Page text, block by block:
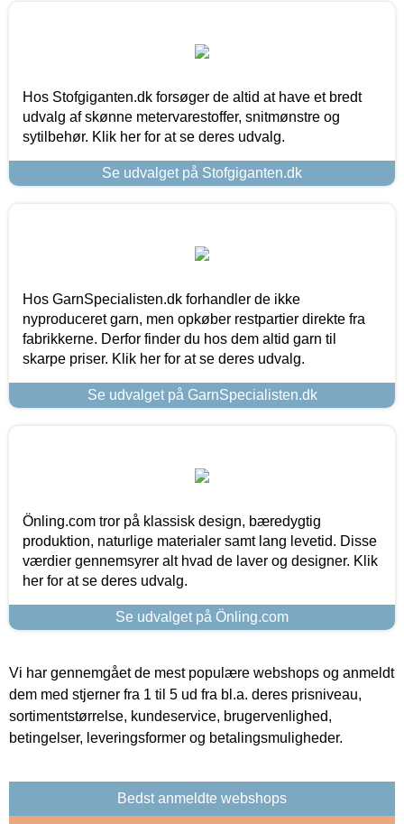
Hos Stofgiganten.dk forsøger de altid at have et bredt
udvalg af skønne metervarestoffer, snitmønstre og
sytilbehør. Klik her for at se deres udvalg.
Se udvalget på Stofgiganten.dk
Hos GarnSpecialisten.dk forhandler de ikke
nyproduceret garn, men opkøber restpartier direkte fra
fabrikkerne. Derfor finder du hos dem altid garn til
skarpe priser. Klik her for at se deres udvalg.
Se udvalget på GarnSpecialisten.dk
Önling.com tror på klassisk design, bæredygtig
produktion, naturlige materialer samt lang levetid. Disse
værdier gennemsyrer alt hvad de laver og designer. Klik
her for at se deres udvalg.
Se udvalget på Önling.com
Vi har gennemgået de mest populære webshops og anmeldt
dem med stjerner fra 1 til 5 ud fra bl.a. deres prisniveau,
sortimentstørrelse, kundeservice, brugervenlighed,
betingelser, leveringsformer og betalingsmuligheder.
Bedst anmeldte webshops